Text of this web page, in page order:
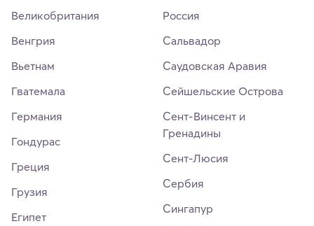
Великобритания
Венгрия
Вьетнам
Гватемала
Германия
Гондурас
Греция
Грузия
Египет
Россия
Сальвадор
Саудовская Аравия
Сейшельские Острова
Сент-Винсент и
Гренадины
Сент-Люсия
Сербия
Сингапур